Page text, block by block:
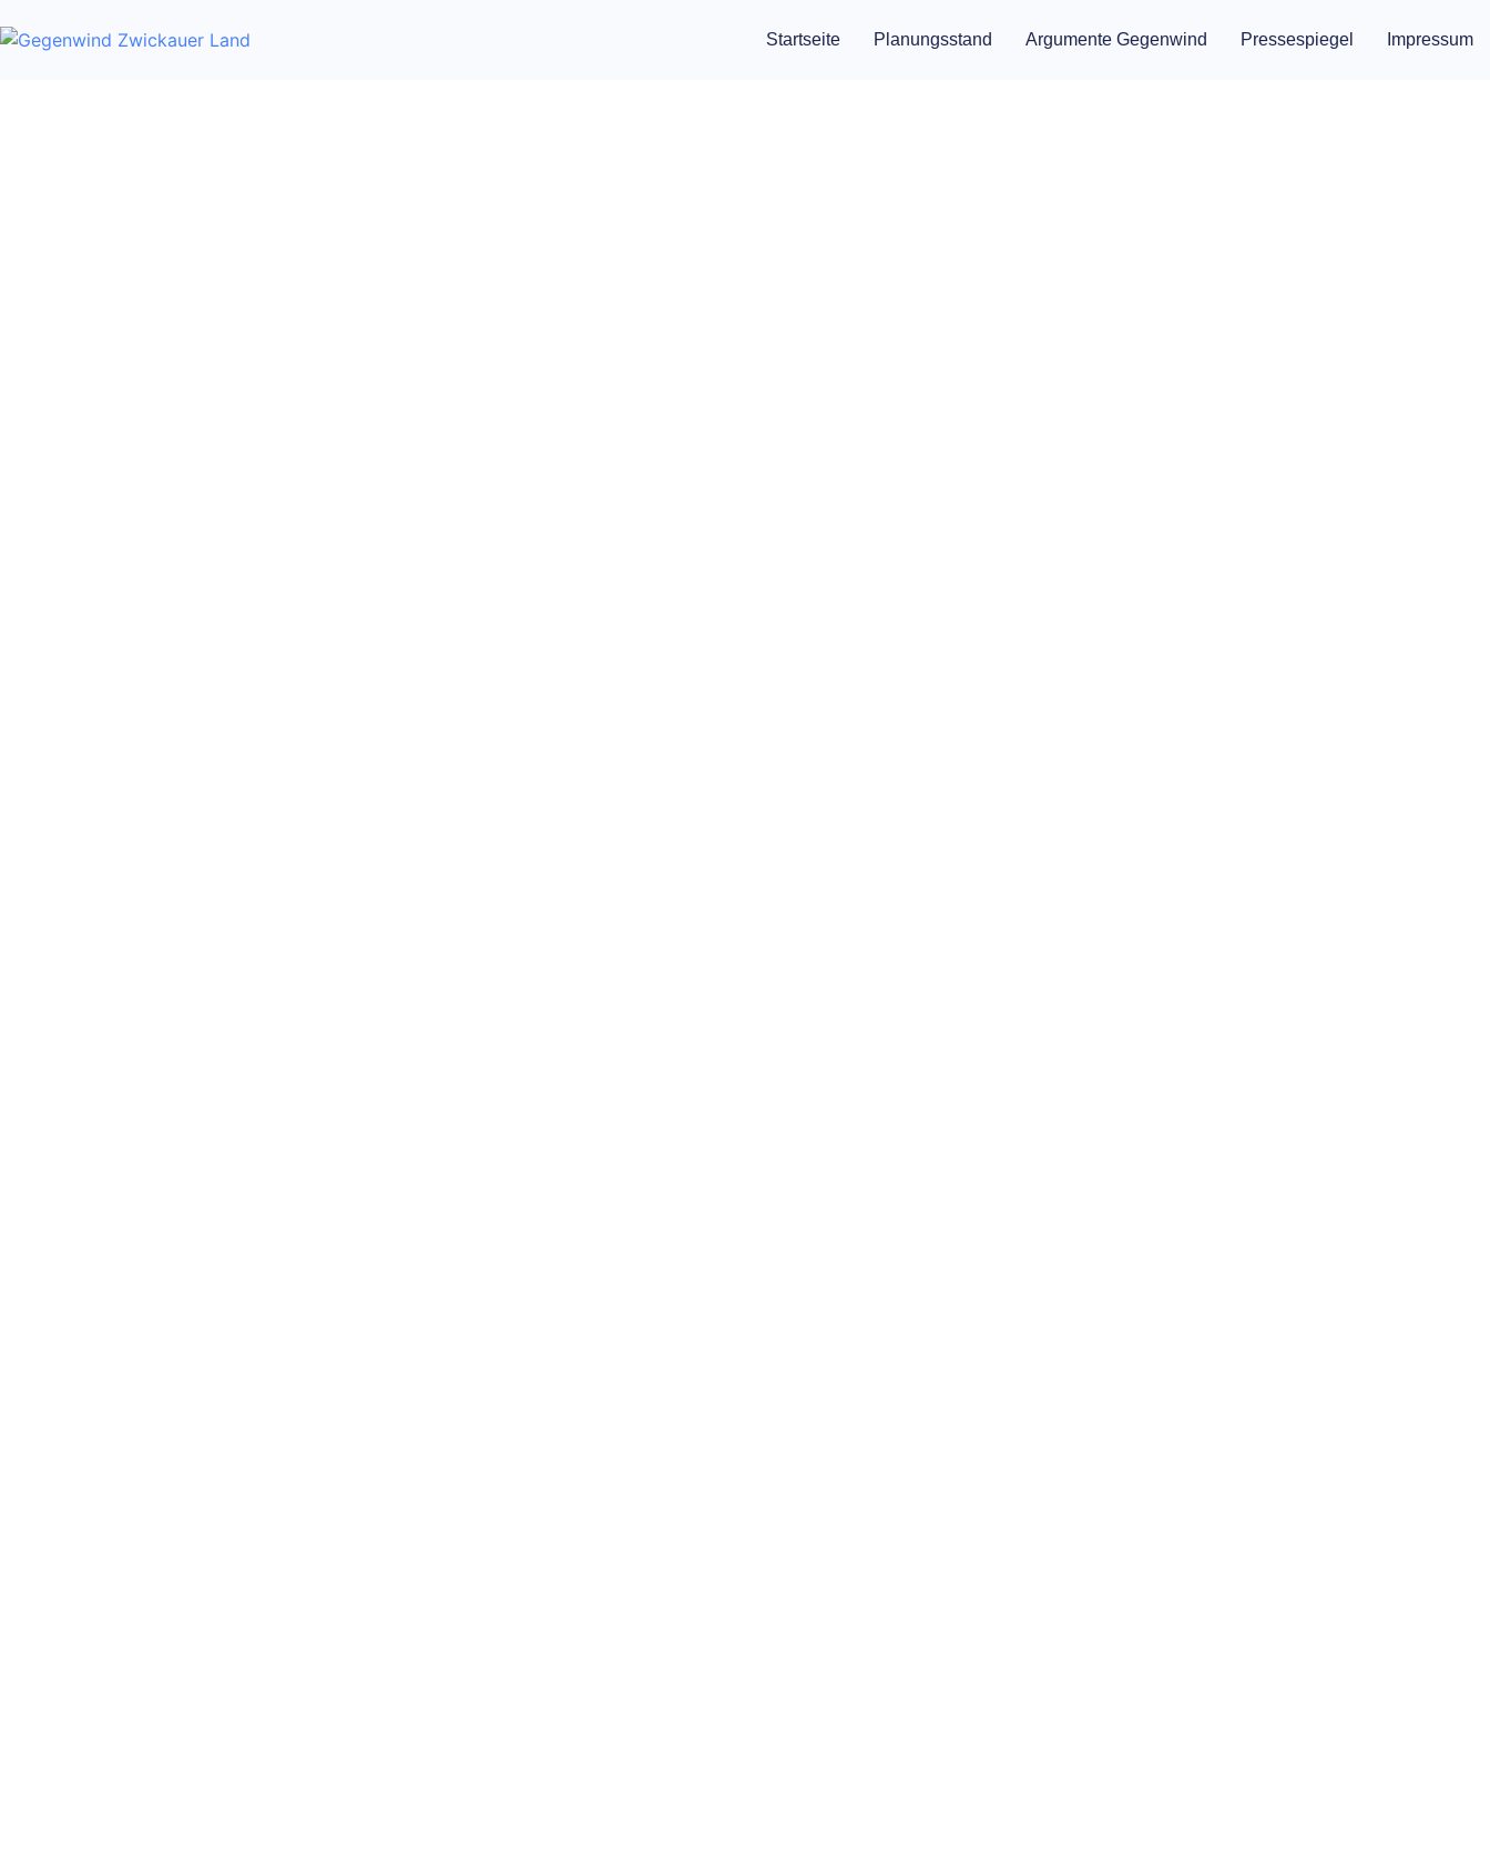
Startseite Planungsstand Argumente Gegenwind Pressespiegel Impressum